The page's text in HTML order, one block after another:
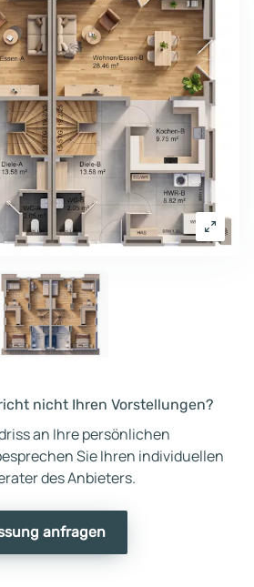
nicht Ihren Vorstellungen?
an Ihre persönlichen
Sie Ihren individuellen
des Anbieters.
anfragen